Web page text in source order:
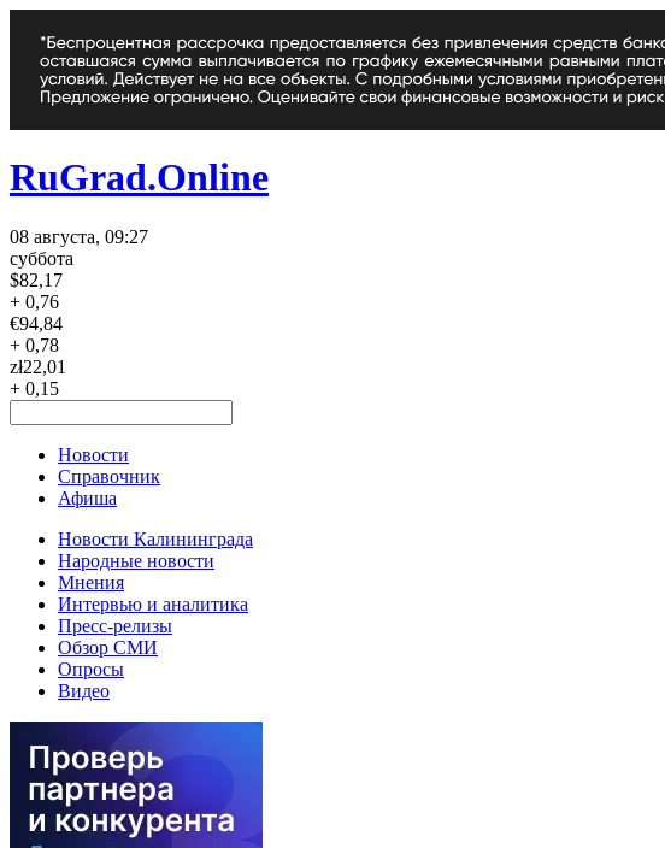
RuGrad.Online
08 августа, 09:27
суббота
$82,17
+ 0,76
€94,84
+ 0,78
zł22,01
+ 0,15
Новости
Справочник
Афиша
Новости Калининграда
Народные новости
Мнения
Интервью и аналитика
Пресс-релизы
Обзор СМИ
Опросы
Видео